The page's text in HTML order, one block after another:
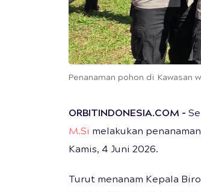
Penanaman pohon di Kawasan
ORBITINDONESIA.COM -
M.Si melakukan
Kamis, 4 Juni 2026.
Turut menanam Kepala